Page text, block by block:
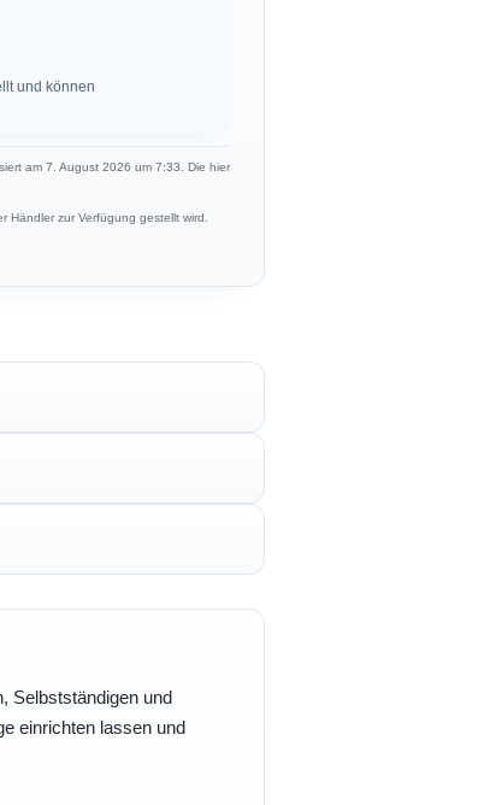
und können
am 7. August 2026 um 7:33. Die hier
Händler zur Verfügung gestellt wird.
Selbstständigen und
einrichten lassen und